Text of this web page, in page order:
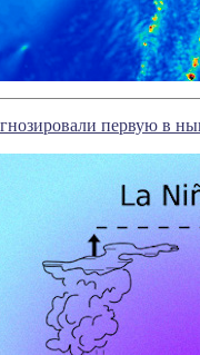
первую в